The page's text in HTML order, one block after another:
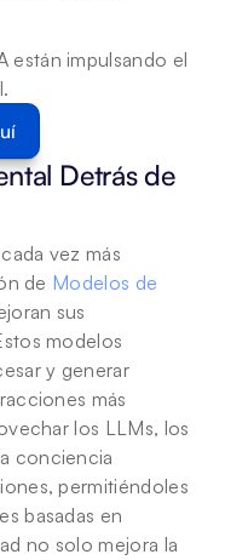
están impulsando el
Detrás de
vez más
de Modelos de
sus
modelos
y generar
más
los LLMs, los
conciencia
permitiéndoles
basadas en
no solo mejora la